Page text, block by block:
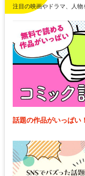
注目の映画やドラマ、人物
話題の作品がいっぱい！